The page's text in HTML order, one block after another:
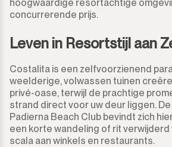
hoogwaardige resortachtige
concurrerende prijs.
Leven in Resortstijl aan
Costalita is een zelfvoorzienend
weelderige, volwassen tuinen
privé-oase, terwijl de prachtige
strand direct voor uw deur liggen.
Padierna Beach Club bevindt zich
een korte wandeling of rit verwijderd
scala aan winkels en restaurants.